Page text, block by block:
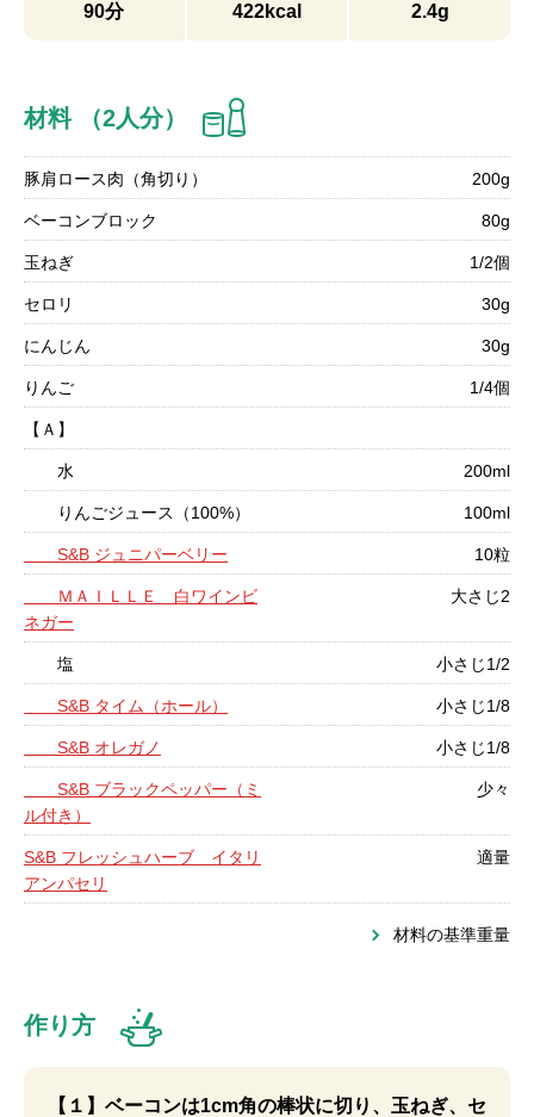
90分 422kcal 2.4g
材料 （2人分）
豚肩ロース肉（角切り） 200g
ベーコンブロック 80g
玉ねぎ 1/2個
セロリ 30g
にんじん 30g
りんご 1/4個
【Ａ】
水 200ml
りんごジュース（100%） 100ml
S&B ジュニパーベリー 10粒
ＭＡＩＬＬＥ 白ワインビ
ネガー
大さじ2
塩 小さじ1/2
S&B タイム（ホール） 小さじ1/8
S&B オレガノ 小さじ1/8
S&B ブラックペッパー（ミ
ル付き）
少々
S&B フレッシュハーブ イタリ
アンパセリ
適量
材料の基準重量
作り方
【１】ベーコンは1cm角の棒状に切り、玉ねぎ、セ